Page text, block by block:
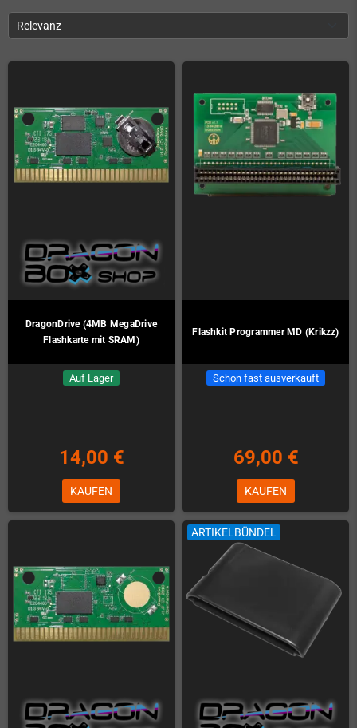
Relevanz
DragonDrive (4MB MegaDrive
Flashkarte mit SRAM)
Auf Lager
14,00 €
KAUFEN
Flashkit Programmer MD (Krikzz)
Schon fast ausverkauft
69,00 €
KAUFEN
ARTIKELBÜNDEL